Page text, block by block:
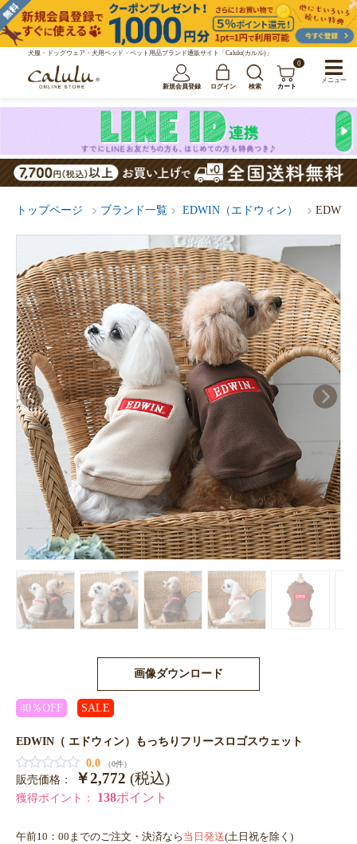
犬服・ドッグウェア・犬用ベッド・ペット用品ブランド通販サイト「Calulu(カルル)」
新規会員登録 ログイン 検索
0
カート
トップページ ブランド一覧 EDWIN（エドウィン） EDWIN
画像ダウンロード
40％OFF SALE
EDWIN（ エドウィン）もっちりフリースロゴスウェット
0.0
（0件）
販売価格： ￥2,772 (税込)
獲得ポイント： 138ポイント
午前10：00までのご注文・決済なら 当日発送(土日祝を除く)
メニュー